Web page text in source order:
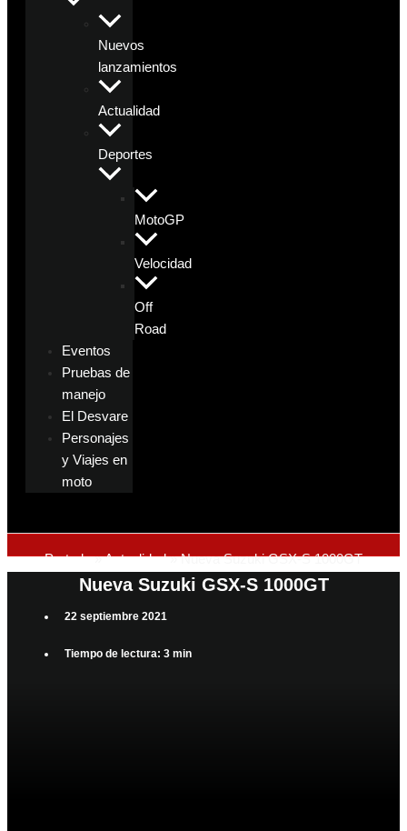
Nuevos
lanzamientos
Actualidad
Deportes
MotoGP
Velocidad
Off
Road
Eventos
Pruebas de
manejo
El Desvare
Personajes
y Viajes en
moto
Portada»Actualidad»Nueva Suzuki GSX-S 1000GT
Nueva Suzuki GSX-S 1000GT
22 septiembre 2021
Tiempo de lectura: 3 min